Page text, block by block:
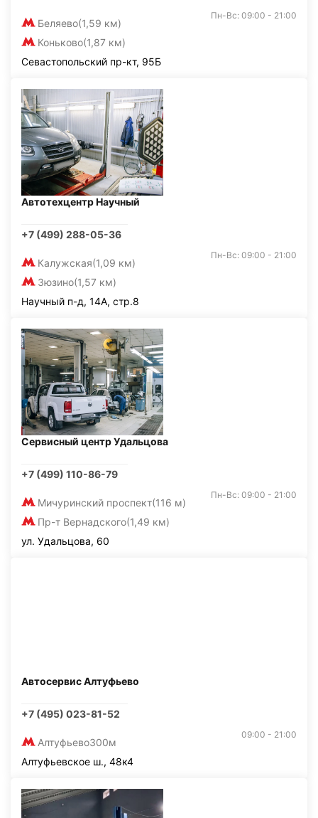
Беляево(1,59 км)
Коньково(1,87 км)
Пн-Вс: 09:00 - 21:00
Севастопольский пр-кт, 95Б
Автотехцентр Научный
+7 (499) 288-05-36
Калужская(1,09 км)
Зюзино(1,57 км)
Пн-Вс: 09:00 - 21:00
Научный п-д, 14А, стр.8
Сервисный центр Удальцова
+7 (499) 110-86-79
Мичуринский проспект(116 м)
Пр-т Вернадского(1,49 км)
Пн-Вс: 09:00 - 21:00
ул. Удальцова, 60
Автосервис Алтуфьево
+7 (495) 023-81-52
Алтуфьево300м
09:00 - 21:00
Алтуфьевское ш., 48к4